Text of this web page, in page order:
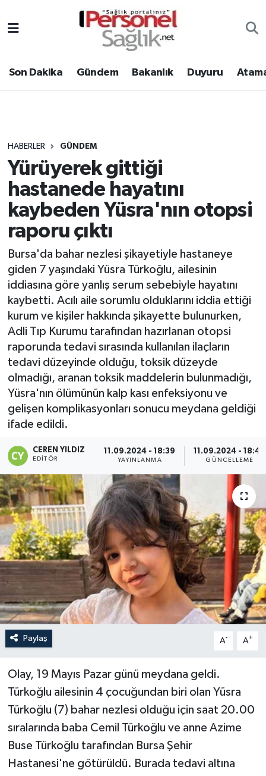
Son Dakika Gündem Bakanlık Duyuru
HABERLER GÜNDEM
Yürüyerek gittiği
hastanede hayatını
kaybeden Yüsra'nın otopsi
raporu çıktı
Bursa'da bahar nezlesi şikayetiyle hastaneye
giden 7 yaşındaki Yüsra Türkoğlu, ailesinin
iddiasına göre yanlış serum sebebiyle hayatını
kaybetti. Acılı aile sorumlu olduklarını iddia ettiği
kurum ve kişiler hakkında şikayette bulunurken,
Adli Tıp Kurumu tarafından hazırlanan otopsi
raporunda tedavi sırasında kullanılan ilaçların
tedavi düzeyinde olduğu, toksik düzeyde
olmadığı, aranan toksik maddelerin bulunmadığı,
Yüsra'nın ölümünün kalp kası enfeksiyonu ve
gelişen komplikasyonları sonucu meydana geldiği
ifade edildi.
CEREN YILDIZ
EDITÖR
11.09.2024 - 18:39
YAYINLANMA
11.09.2024 - 18:40
GÜNCELLEME
Paylaş A- A+
Olay, 19 Mayıs Pazar günü meydana geldi.
Türkoğlu ailesinin 4 çocuğundan biri olan Yüsra
Türkoğlu (7) bahar nezlesi olduğu için saat 20.00
sıralarında baba Cemil Türkoğlu ve anne Azime
Buse Türkoğlu tarafından Bursa Şehir
Hastanesi'ne götürüldü. Burada tedavi altına
Gündem
Atamalar
Mevzuat
Sendika
Kpss - Sınav
Nöbetçi Eczaneler
Hava Durumu
Tüm Manşetler
Son Dakika Haberleri
Haber Arşivi